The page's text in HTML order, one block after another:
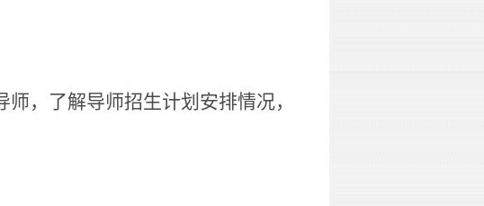
，了解导师招生计划安排情况，